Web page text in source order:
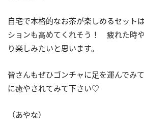
自宅で本格的なお茶が楽しめるセット
ションも高めてくれそう！ 疲れた時
り楽しみたいと思います。
皆さんもぜひゴンチャに足を運んでみ
に癒やされてみて下さい♡
（あやな）